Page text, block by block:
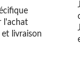
l'achat
livraison